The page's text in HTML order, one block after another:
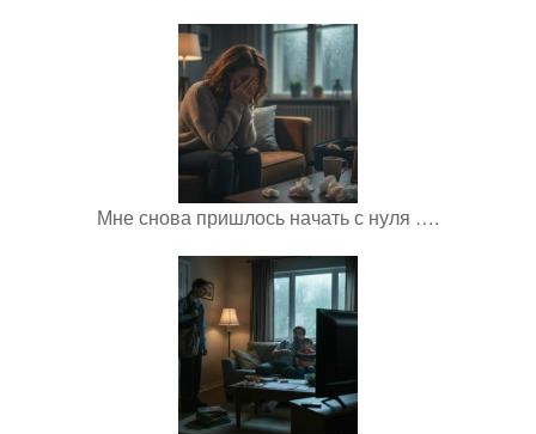
Мне снова пришлось начать с нуля ….